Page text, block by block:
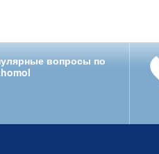
вопросы по